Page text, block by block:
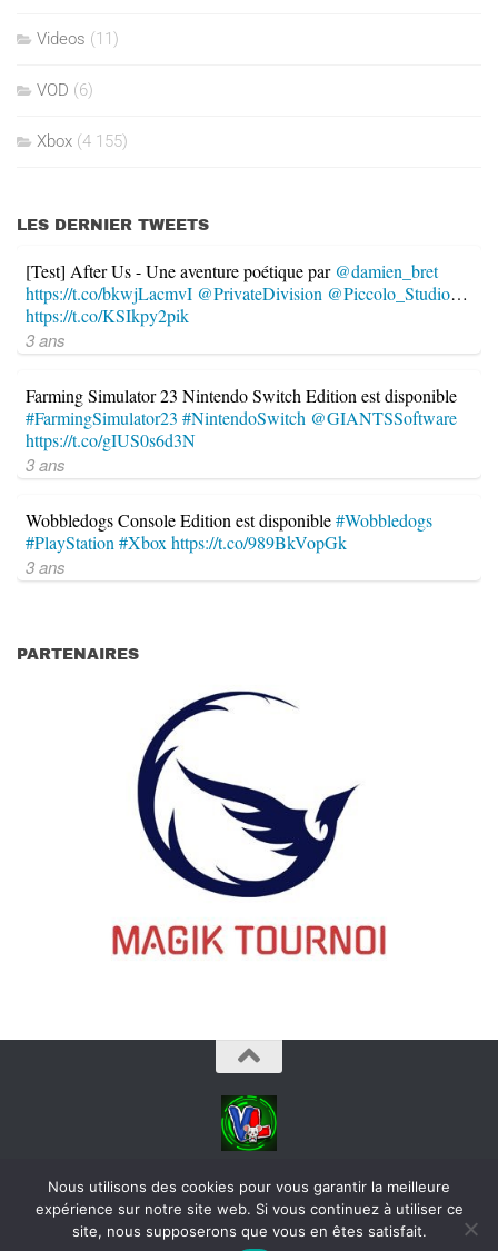
Videos (11)
VOD (6)
Xbox (4 155)
LES DERNIER TWEETS
[Test] After Us - Une aventure poétique par @damien_bret
https://t.co/bkwjLacmvI @PrivateDivision @Piccolo_Studio…
https://t.co/KSIkpy2pik
3 ans
Farming Simulator 23 Nintendo Switch Edition est disponible
#FarmingSimulator23 #NintendoSwitch @GIANTSSoftware
https://t.co/gIUS0s6d3N
3 ans
Wobbledogs Console Edition est disponible#Wobbledogs
#PlayStation #Xbox https://t.co/989BkVopGk
3 ans
PARTENAIRES
videoludos © 2026. Tous droits réservés.
Nous utilisons des cookies pour vous garantir la meilleure
expérience sur notre site web. Si vous continuez à utiliser ce
site, nous supposerons que vous en êtes satisfait.